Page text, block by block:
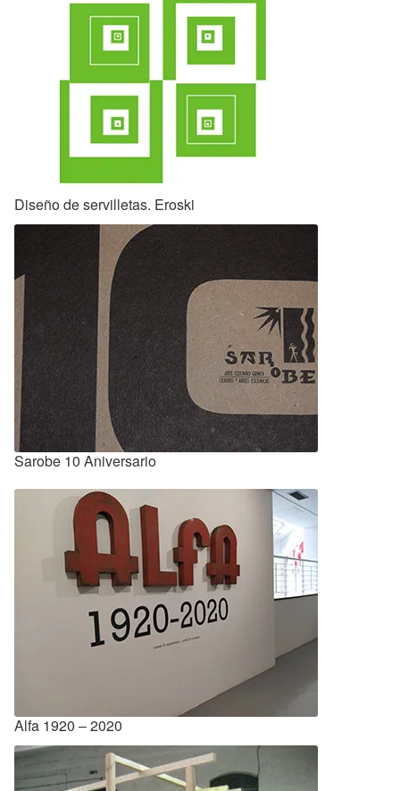
Diseño de servilletas. Eroski
Sarobe 10 Aniversario
Alfa 1920 – 2020